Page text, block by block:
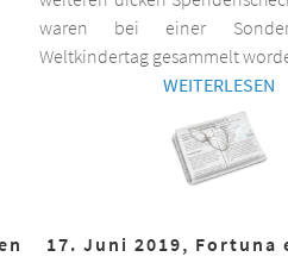
waren bei einer
Weltkindertag gesammelt
WEITERLESEN
17. Juni 2019, Fortuna